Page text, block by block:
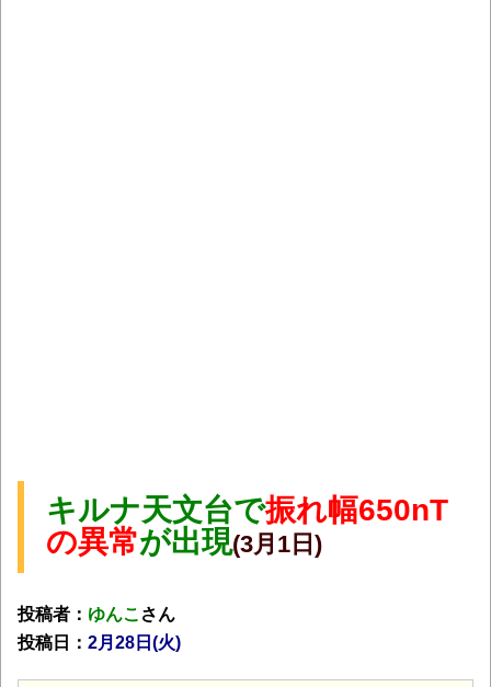
キルナ天文台で振れ幅650nT
の異常が出現(3月1日)
投稿者： ゆんこ さん
投稿日： 2月28日(火)